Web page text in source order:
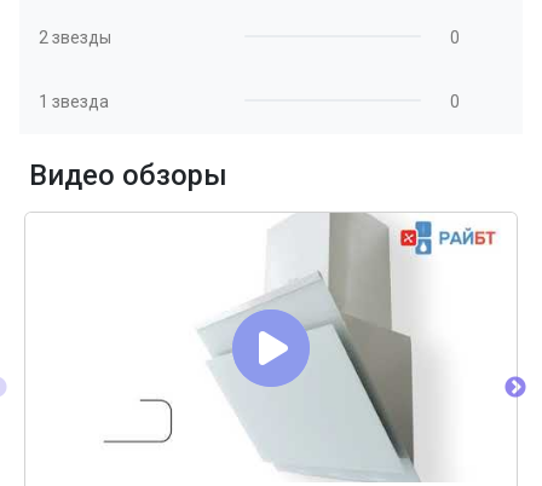
2 звезды 0
1 звезда 0
Видео обзоры